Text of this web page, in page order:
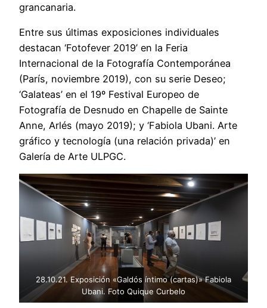
grancanaria.
Entre sus últimas exposiciones individuales
destacan ‘Fotofever 2019’ en la Feria
Internacional de la Fotografía Contemporánea
(París, noviembre 2019), con su serie Deseo;
‘Galateas’ en el 19º Festival Europeo de
Fotografía de Desnudo en Chapelle de Sainte
Anne, Arlés (mayo 2019); y ‘Fabiola Ubani. Arte
gráfico y tecnología (una relación privada)’ en
Galería de Arte ULPGC.
28.10.21. Exposición «Galdós íntimo (cartas)» Fabiola
Ubani. Foto Quique Curbelo